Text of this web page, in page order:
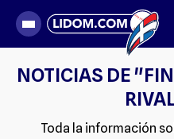
NOTICIAS DE
Toda la información